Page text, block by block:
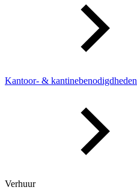
Kantoor- & kantinebenodigdheden
Verhuur